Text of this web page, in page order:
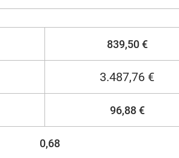
839,50 €
3.487,76 €
96,88 €
0,68